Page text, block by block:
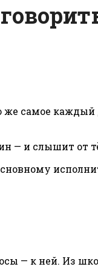
самое каждый
— и слышит от
— к ней. Из